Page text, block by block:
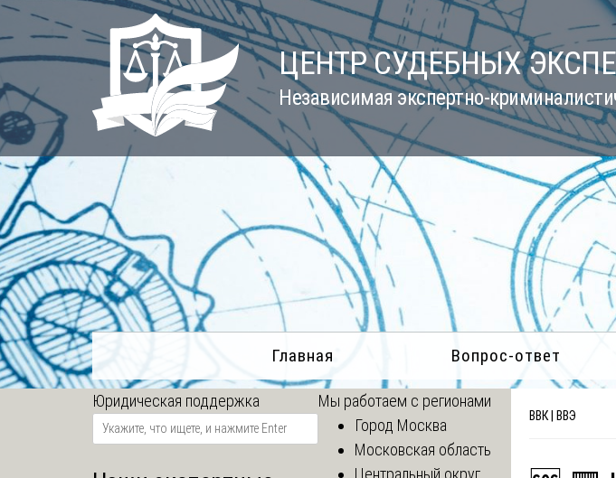
Skip
to
content
ЦЕНТР СУДЕБНЫХ
Независимая экспертно-
Главная Вопрос-ответ
ВВК | ВВЭ
Юридическая поддержка
Мы работаем с регионами
Город Москва
Московская область
Центральный округ